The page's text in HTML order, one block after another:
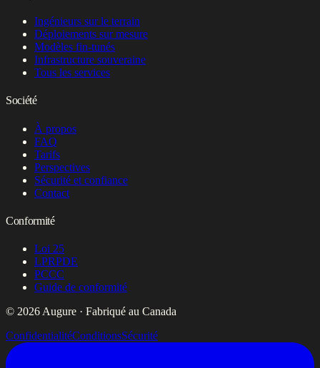
Ingénieurs sur le terrain
Déploiements sur mesure
Modèles fin-tunés
Infrastructure souveraine
Tous les services
Société
À propos
FAQ
Tarifs
Perspectives
Sécurité et confiance
Contact
Conformité
Loi 25
LPRPDE
PCCC
Guide de conformité
© 2026 Augure · Fabriqué au Canada
ConfidentialitéConditionsSécurité